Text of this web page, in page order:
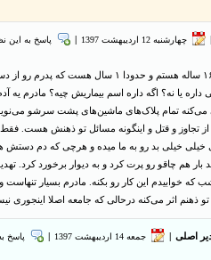
چهارشنبه 12 ارديبهشت 1397 پاسخ به این
سلام من یه پسر ۱۶ ساله هستم و حدودا ۱
داره یا نه؟ اگه داره اسم بیماریش چیه؟ مادرم یه
می‌کنه تمام پلاک‌های ماشین‌های پشت سرشو
از تجاوز و قتل و اینگونه مسائل تو ذهنش هست.
خیلی بد رو به ما میده و هرچی که دم
بار هم چاقو رو پرت کرد و به دیوار برخورد کرد.
خوابیدم این کار رو بکنه. مادرم بسیار تنهاست
ذهنم اثر می‌کنه درحالی که جامعه اصلا اینجوری
اصلی جمعه 14 ارديبهشت 1397 پاسخ